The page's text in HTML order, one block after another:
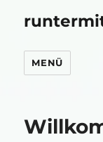
MENÜ